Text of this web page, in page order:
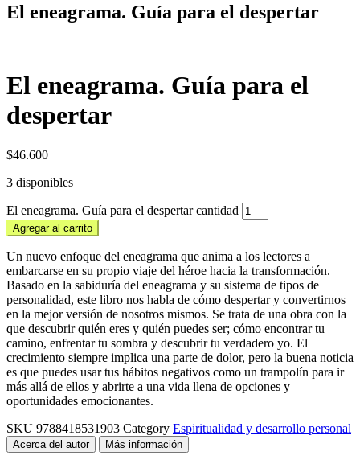
El eneagrama. Guía para el despertar
El eneagrama. Guía para el
despertar
$46.600
3 disponibles
El eneagrama. Guía para el despertar cantidad
Agregar al carrito
Un nuevo enfoque del eneagrama que anima a los lectores a
embarcarse en su propio viaje del héroe hacia la transformación.
Basado en la sabiduría del eneagrama y su sistema de tipos de
personalidad, este libro nos habla de cómo despertar y convertirnos
en la mejor versión de nosotros mismos. Se trata de una obra con la
que descubrir quién eres y quién puedes ser; cómo encontrar tu
camino, enfrentar tu sombra y descubrir tu verdadero yo. El
crecimiento siempre implica una parte de dolor, pero la buena noticia
es que puedes usar tus hábitos negativos como un trampolín para ir
más allá de ellos y abrirte a una vida llena de opciones y
oportunidades emocionantes.
SKU 9788418531903 Category Espiritualidad y desarrollo personal
Acerca del autor Más información